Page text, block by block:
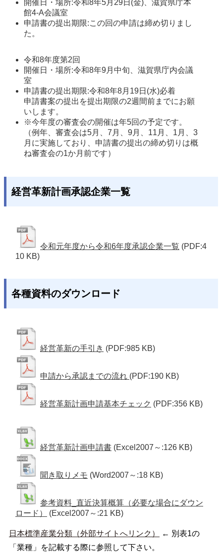
開催日・場所:令和8年5月29日(金)、滋賀県庁本
館4‐A会議室
申請書の提出期限:この回の申請は締め切りまし
た。
令和8年度第2回
開催日・場所:令和8年9月中旬、滋賀県庁内会議
室
申請書の提出期限:令和8年8月19日(水)必着
申請書案の提出を提出期限の2週間前までにお願
いします。
※今年度の審査会の開催は年5回の予定です。
（例年、審査会は5月、7月、9月、11月、1月、3
月に実施しており、申請書の提出の締め切りは概
ね審査会の1か月前です）
経営革新計画承認企業一覧
令和元年度から令和6年度承認企業一覧 (PDF:4
10 KB)
各種資料のダウンロード
経営革新の手引き (PDF:985 KB)
申請から承認までの流れ (PDF:190 KB)
経営革新計画申請基本チェック (PDF:356 KB)
経営革新計画申請書 (Excel2007～:126 KB)
聞き取りメモ (Word2007～:18 KB)
参考資料_直近決算概算（必要な場合にダウン
ロード）
(Excel2007～:21 KB)
日本標準産業分類（外部サイトへリンク）
← 別表1の
「業種」を記載する際に参照して下さい。